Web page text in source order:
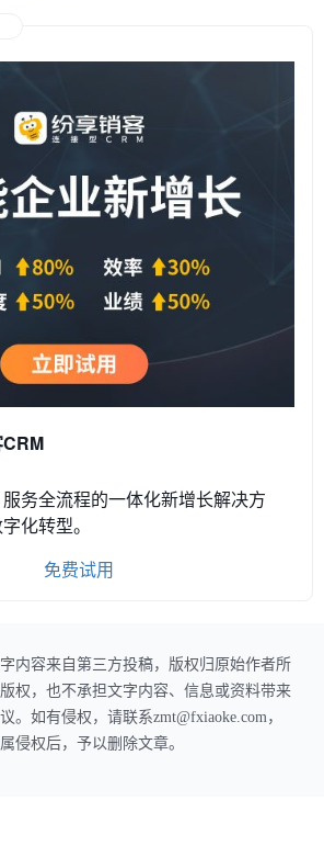
务全流程的一体化新增长解决方
化转型。
免费试用
内容来自第三方投稿，版权归原始作者所
权，也不承担文字内容、信息或资料带来
。如有侵权，请联系zmt@fxiaoke.com，
侵权后，予以删除文章。